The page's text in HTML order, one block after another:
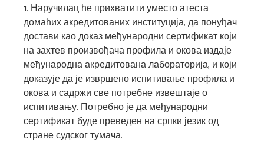
1. Наручилац ће прихватити уместо атеста
домаћих акредитованих институција, да понуђач
достави као доказ међународни сертификат који
на захтев произвођача профила и окова издаје
међународна акредитована лабораторија, и који
доказује да је извршено испитивање профила и
окова и садржи све потребне извештаје о
испитивању. Потребно је да међународни
сертификат буде преведен на српки језик од
стране судског тумача.